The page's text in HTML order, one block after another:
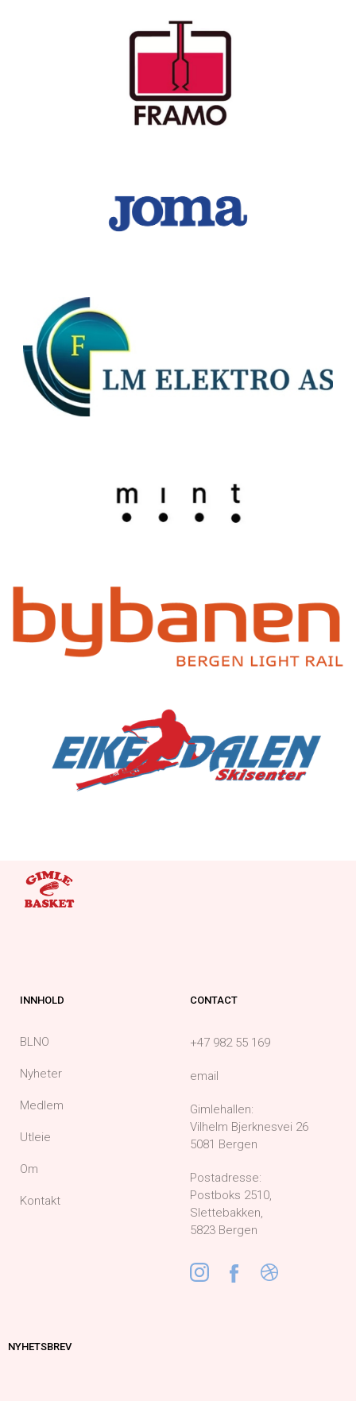
INNHOLD
BLNO
Nyheter
Medlem
Utleie
Om
Kontakt
CONTACT
+47 982 55 169
email
Gimlehallen:
Vilhelm Bjerknesvei 26
5081 Bergen
Postadresse:
Postboks 2510,
Slettebakken,
5823 Bergen
NYHETSBREV